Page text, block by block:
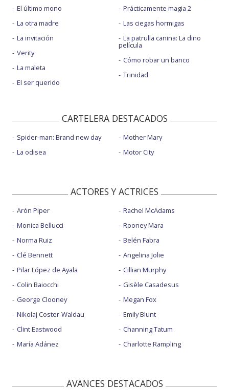
El último mono
La otra madre
La invitación
Verity
La maleta
El ser querido
Prácticamente magia 2
Las ciegas hormigas
La patrulla canina: La dino
película
Cómo robar un banco
Trinidad
CARTELERA DESTACADOS
Spider-man: Brand new day
La odisea
Mother Mary
Motor City
ACTORES Y ACTRICES
Arón Piper
Monica Bellucci
Norma Ruiz
Clé Bennett
Pilar López de Ayala
Colin Baiocchi
George Clooney
Nikolaj Coster-Waldau
Clint Eastwood
María Adánez
Rachel McAdams
Rooney Mara
Belén Fabra
Angelina Jolie
Cillian Murphy
Gisèle Casadesus
Megan Fox
Emily Blunt
Channing Tatum
Charlotte Rampling
AVANCES DESTACADOS